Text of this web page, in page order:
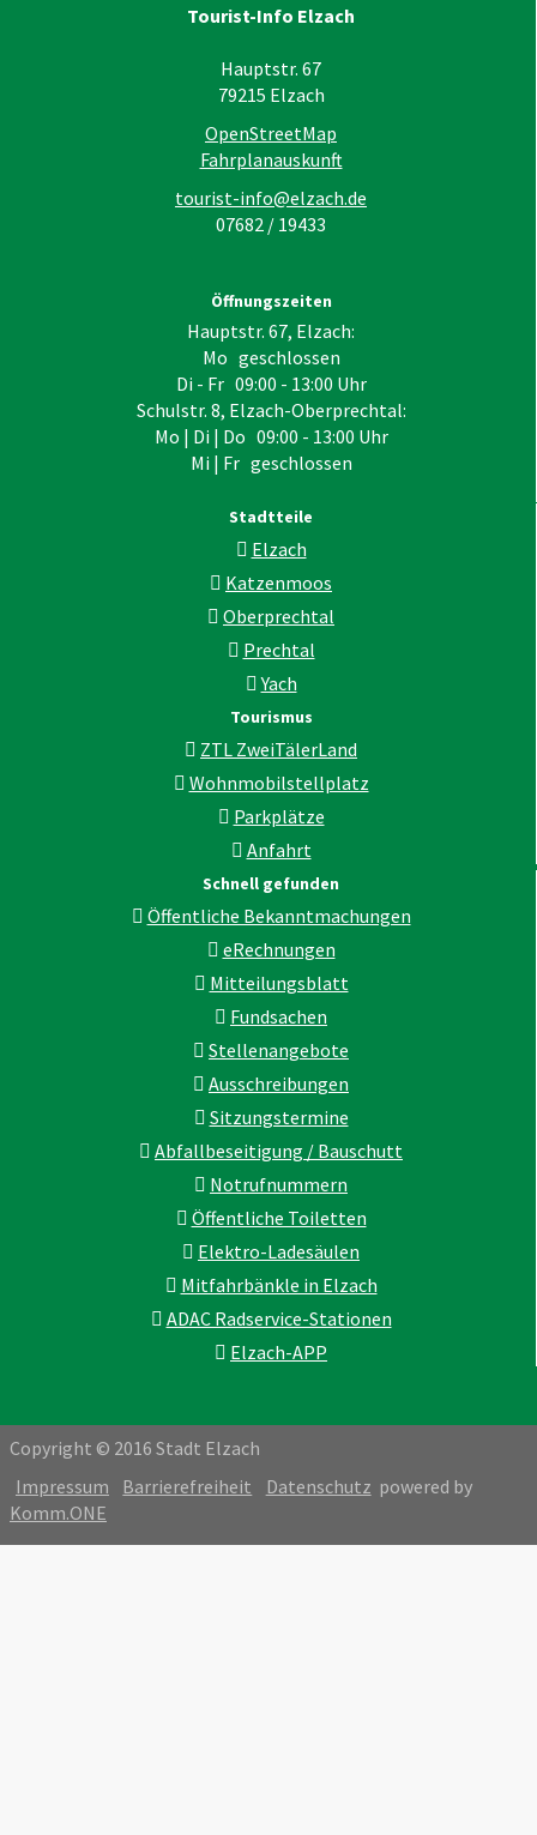
Tourist-Info Elzach
Hauptstr. 67
79215 Elzach
OpenStreetMap
Fahrplanauskunft
tourist-info@elzach.de
07682 / 19433
Öffnungszeiten
Hauptstr. 67, Elzach:
Mo geschlossen
Di - Fr 09:00 - 13:00 Uhr
Schulstr. 8, Elzach-Oberprechtal:
Mo | Di | Do 09:00 - 13:00 Uhr
Mi | Fr geschlossen
Stadtteile
Elzach
Katzenmoos
Oberprechtal
Prechtal
Yach
Tourismus
ZTL ZweiTälerLand
Wohnmobilstellplatz
Parkplätze
Anfahrt
Schnell gefunden
Öffentliche Bekanntmachungen
eRechnungen
Mitteilungsblatt
Fundsachen
Stellenangebote
Ausschreibungen
Sitzungstermine
Abfallbeseitigung / Bauschutt
Notrufnummern
Öffentliche Toiletten
Elektro-Ladesäulen
Mitfahrbänkle in Elzach
ADAC Radservice-Stationen
Elzach-APP
Copyright © 2016 Stadt Elzach
Impressum
Barrierefreiheit Datenschutz powered by
Komm.ONE